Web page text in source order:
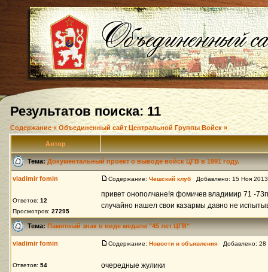
Результатов поиска: 11
Содержание « Объединенный сайт Центральной Группы Войск »
Автор
Тема:Документальный проект о выводе войск ЦГВ в 1991 году.
vladimir fomin
Ответов: 12
Просмотров: 27295
Содержание: Чешский клуб Добавлено: 15 Ноя
привет онополчане!я фомичев владимир 71 -
случайно нашел свои казармы давно не
Тема:Памятный знак в виде медали "45 лет ЦГВ"
vladimir fomin
Ответов: 54
Содержание: Новости и объявления Добавлено:
очередные жулики